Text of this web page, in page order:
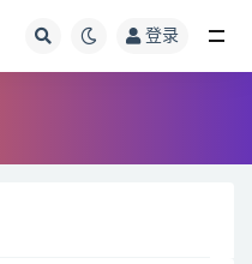
登录